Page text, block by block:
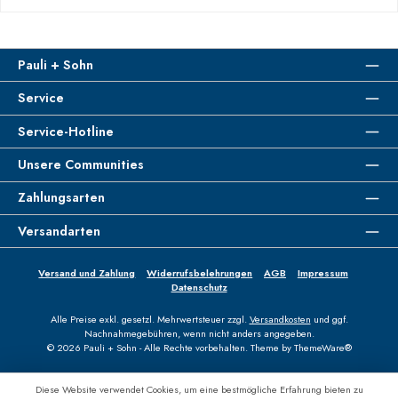
Pauli + Sohn
Service
Service-Hotline
Unsere Communities
Zahlungsarten
Versandarten
Versand und Zahlung Widerrufsbelehrungen AGB
Impressum
Datenschutz
Alle Preise exkl. gesetzl. Mehrwertsteuer zzgl.Versandkosten und ggf.
Nachnahmegebühren, wenn nicht anders angegeben.
© 2026 Pauli + Sohn - Alle Rechte vorbehalten. Theme byThemeWare®
Diese Website verwendet Cookies, um eine bestmögliche Erfahrung bieten zu